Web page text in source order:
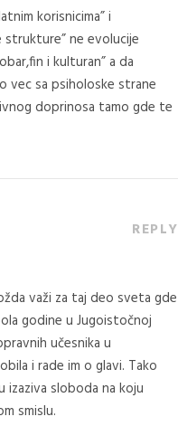
korisnicima” i
strukture” ne evolucije
i kulturan” a da
vec sa psiholoske strane
doprinosa tamo gde te
REPLY
važi za taj deo sveta gde
godine u Jugoistočnoj
učesnika u
i rade im o glavi. Tako
izaziva sloboda na koju
smislu.